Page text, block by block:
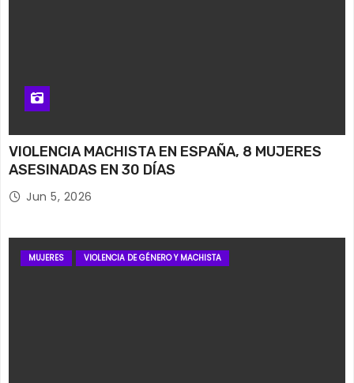
VIOLENCIA MACHISTA EN ESPAÑA, 8 MUJERES
ASESINADAS EN 30 DÍAS
Jun 5, 2026
MUJERES VIOLENCIA DE GÉNERO Y MACHISTA